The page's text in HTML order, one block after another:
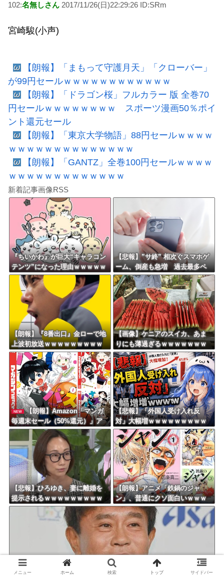
102:名無しさん 2017/11/26(日)22:29:26 ID:SRm
宮崎駿(小声)
【朗報】「まもって守護月天」「クローバー」
が99円セールｗｗｗｗｗｗｗｗｗｗｗｗ
【朗報】「ドラゴン桜」フルカラー 版 全巻70
円セールｗｗｗｗｗｗｗｗ スポーツ漫画50％ポイ
ント還元セール
【朗報】「東京大学物語」88円セールｗｗｗｗ
ｗｗｗｗｗｗｗｗｗｗｗｗｗｗ
【朗報】「GANTZ」全巻100円セールｗｗｗｗ
ｗｗｗｗｗｗｗｗｗｗｗｗｗ
新着記事画像RSS
『ちいかわ』が巨大“キャラコン
テンツ”になった理由ｗｗｗｗｗ
ｗｗｗｗｗｗ
【悲報】”サ終” 相次ぐスマホゲ
ーム、倒産も急増 過去最多ペ
ースで推移 「当たれば一攫千
金」過去の時代に
【朗報】『8番出口』金ローで地
上波初放送ｗｗｗｗｗｗｗｗｗ
ｗｗｗｗ
【画像】ケニアのスイカ、あま
りにも薄過ぎるｗｗｗｗｗｗｗ
ｗｗｗｗｗｗ
NEW
【朗報】Amazon「マンガ
毎週末セール（50%還元）」ア
ツいスポーツマンガ祭り最終日
到来！！！
【悲報】「外国人受け入れ反
対」大幅増ｗｗｗｗｗｗｗｗｗ
ｗｗｗｗｗｗｗｗｗ
【悲報】ひろゆき、妻に離婚を
提示されるｗｗｗｗｗｗｗｗｗ
ｗｗｗｗｗｗｗ
【朗報】アニメ「鉄鍋のジャ
ン」、普通にクソ面白いｗｗｗ
ｗｗｗｗｗｗｗｗ
【驚愕】浜田雅功、超スパルタ高校時代 夏の思い出に共演者衝撃
「ええ？」「それはかわいそう」
メニュー ホーム 検索 トップ サイドバー